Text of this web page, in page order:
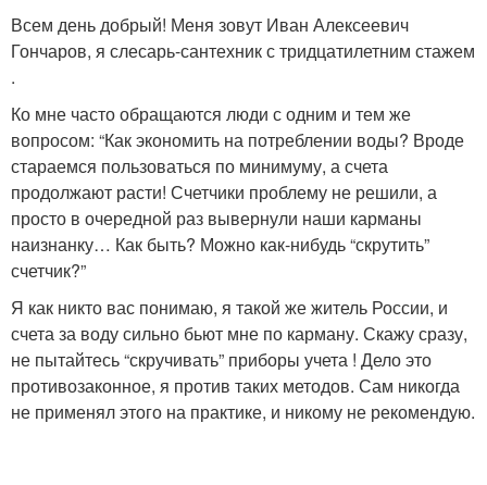
Всем день добрый! Меня зовут Иван Алексеевич
Гончаров, я слесарь-сантехник с тридцатилетним стажем
.
Ко мне часто обращаются люди с одним и тем же
вопросом: “Как экономить на потреблении воды? Вроде
стараемся пользоваться по минимуму, а счета
продолжают расти! Счетчики проблему не решили, а
просто в очередной раз вывернули наши карманы
наизнанку… Как быть? Можно как-нибудь “скрутить”
счетчик?”
Я как никто вас понимаю, я такой же житель России, и
счета за воду сильно бьют мне по карману. Скажу сразу,
не пытайтесь “скручивать” приборы учета ! Дело это
противозаконное, я против таких методов. Сам никогда
не применял этого на практике, и никому не рекомендую.